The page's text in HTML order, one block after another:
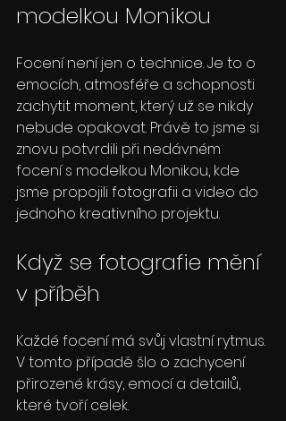
modelkou Monikou
Focení není jen o technice. Je to o
emocích, atmosféře a schopnosti
zachytit moment, který už se nikdy
nebude opakovat. Právě to jsme si
znovu potvrdili při nedávném
focení s modelkou Monikou, kde
jsme propojili fotografii a video do
jednoho kreativního projektu.
Když se fotografie mění
v příběh
Každé focení má svůj vlastní rytmus.
V tomto případě šlo o zachycení
přirozené krásy, emocí a detailů,
které tvoří celek.